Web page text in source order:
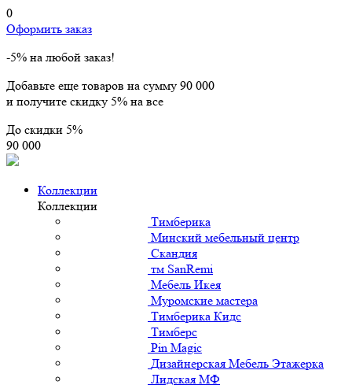
0
Оформить заказ
-5% на любой заказ!
Добавьте еще товаров на сумму 90 000
и получите скидку 5% на все
До скидки 5%
90 000
Коллекции
Коллекции
Тимберика
Минский мебельный центр
Скандия
тм SanRemi
Мебель Икея
Муромские мастера
Тимберика Кидс
Тимберс
Pin Magic
Дизайнерская Мебель Этажерка
Лидская МФ